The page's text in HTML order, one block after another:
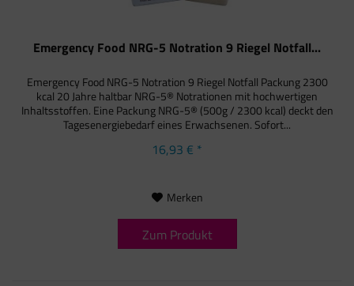
Emergency Food NRG-5 Notration 9 Riegel Notfall...
Emergency Food NRG-5 Notration 9 Riegel Notfall Packung 2300
kcal 20 Jahre haltbar NRG-5® Notrationen mit hochwertigen
Inhaltsstoffen. Eine Packung NRG-5® (500g / 2300 kcal) deckt den
Tagesenergiebedarf eines Erwachsenen. Sofort...
16,93 € *
Merken
Zum Produkt